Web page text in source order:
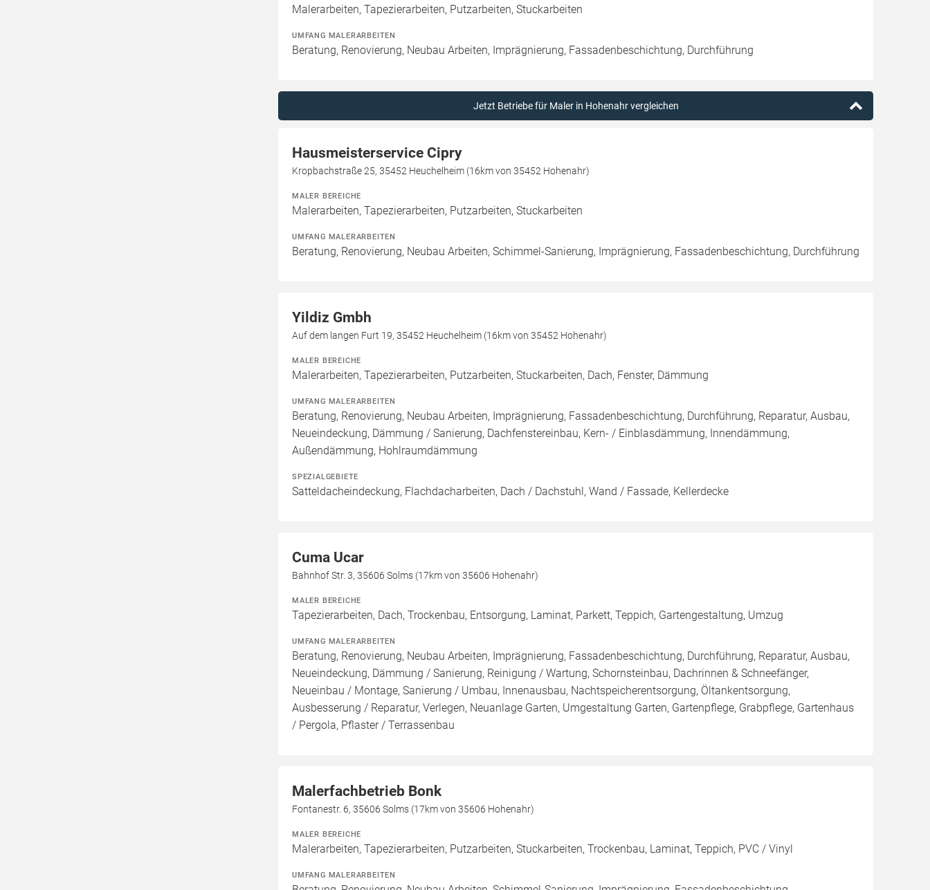
Malerarbeiten, Tapezierarbeiten, Putzarbeiten, Stuckarbeiten
UMFANG MALERARBEITEN
Beratung, Renovierung, Neubau Arbeiten, Imprägnierung, Fassadenbeschichtung, Durchführung
Jetzt Betriebe für Maler in Hohenahr vergleichen
Hausmeisterservice Cipry
Kropbachstraße 25, 35452 Heuchelheim (16km von 35452 Hohenahr)
MALER BEREICHE
Malerarbeiten, Tapezierarbeiten, Putzarbeiten, Stuckarbeiten
UMFANG MALERARBEITEN
Beratung, Renovierung, Neubau Arbeiten, Schimmel-Sanierung, Imprägnierung, Fassadenbeschichtung, Durchführung
Yildiz Gmbh
Auf dem langen Furt 19, 35452 Heuchelheim (16km von 35452 Hohenahr)
MALER BEREICHE
Malerarbeiten, Tapezierarbeiten, Putzarbeiten, Stuckarbeiten, Dach, Fenster, Dämmung
UMFANG MALERARBEITEN
Beratung, Renovierung, Neubau Arbeiten, Imprägnierung, Fassadenbeschichtung, Durchführung, Reparatur, Ausbau,
Neueindeckung, Dämmung / Sanierung, Dachfenstereinbau, Kern- / Einblasdämmung, Innendämmung,
Außendämmung, Hohlraumdämmung
SPEZIALGEBIETE
Satteldacheindeckung, Flachdacharbeiten, Dach / Dachstuhl, Wand / Fassade, Kellerdecke
Cuma Ucar
Bahnhof Str. 3, 35606 Solms (17km von 35606 Hohenahr)
MALER BEREICHE
Tapezierarbeiten, Dach, Trockenbau, Entsorgung, Laminat, Parkett, Teppich, Gartengestaltung, Umzug
UMFANG MALERARBEITEN
Beratung, Renovierung, Neubau Arbeiten, Imprägnierung, Fassadenbeschichtung, Durchführung, Reparatur, Ausbau,
Neueindeckung, Dämmung / Sanierung, Reinigung / Wartung, Schornsteinbau, Dachrinnen & Schneefänger,
Neueinbau / Montage, Sanierung / Umbau, Innenausbau, Nachtspeicherentsorgung, Öltankentsorgung,
Ausbesserung / Reparatur, Verlegen, Neuanlage Garten, Umgestaltung Garten, Gartenpflege, Grabpflege, Gartenhaus
/ Pergola, Pflaster / Terrassenbau
Malerfachbetrieb Bonk
Fontanestr. 6, 35606 Solms (17km von 35606 Hohenahr)
MALER BEREICHE
Malerarbeiten, Tapezierarbeiten, Putzarbeiten, Stuckarbeiten, Trockenbau, Laminat, Teppich, PVC / Vinyl
UMFANG MALERARBEITEN